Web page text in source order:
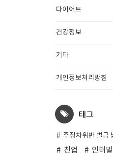
다이어트
건강정보
기타
개인정보처리방침
태그
주정차위반 벌금
친업
인터